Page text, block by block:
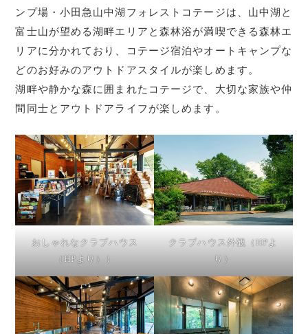
ンプ場・小田急山中湖フォレストコテージは、山中湖と
富士山が望める湖畔エリアと森林浴が満喫できる森林エ
リアに分かれており、コテージ宿泊やオートキャンプな
どのお好みのアウトドアスタイルが楽しめます。
湖畔や静かな森に囲まれたコテージで、大切な家族や仲
間同士とアウトドアライフが楽しめます。
おしゃれなクラブハウス
（HPより））
クラブハウス外観（HPよ
り）